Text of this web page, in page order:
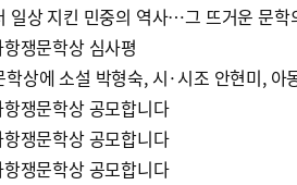
일상 지킨 민중의 역사…그 뜨거운 문학
쟁문학상 심사평
상에 소설 박형숙, 시·시조 안현미, 아
쟁문학상 공모합니다
쟁문학상 공모합니다
쟁문학상 공모합니다